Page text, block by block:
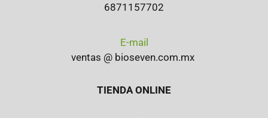
6871157702
E-mail
ventas @ bioseven.com.mx
TIENDA ONLINE